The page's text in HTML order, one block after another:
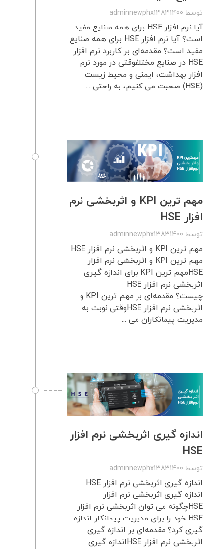
توسط adminnewphx13831400
آیا نرم افزار HSE برای همه صنایع مفید
است؟ آیا نرم افزار HSE برای همه صنایع
مفید است؟ مقدمه‌ای بر کاربرد نرم ‌افزار
HSE در صنایع مختلفوقتی در مورد نرم
افزار بهداشت، ایمنی و محیط زیست
(HSE) صحبت می کنیم، به راحتی ...
مهم ترین KPI و اثربخشی نرم
افزار HSE
توسط adminnewphx13831400
مهم ترین KPI و اثربخشی نرم افزار HSE
مهم ترین KPI و اثربخشی نرم افزار
HSEمهم ترین KPI برای اندازه گیری
اثربخشی نرم افزار HSE
چیست؟ مقدمه‌ای بر مهم ترین KPI و
اثربخشی نرم افزار HSEوقتی نوبت به
مدیریت پیمانکاران می ...
اندازه گیری اثربخشی نرم افزار
HSE
توسط adminnewphx13831400
اندازه گیری اثربخشی نرم افزار HSE
اندازه گیری اثربخشی نرم افزار
HSEچگونه می توان اثربخشی نرم افزار
HSE خود را برای مدیریت پیمانکار اندازه
گیری کرد؟ مقدمه‌ای بر اندازه گیری
اثربخشی نرم افزار HSEاندازه گیری